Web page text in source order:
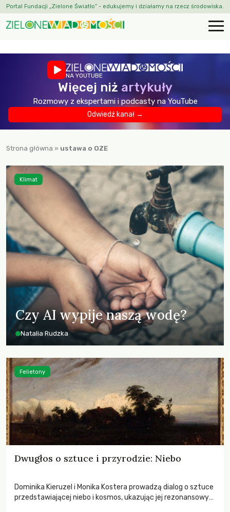
Portal Fundacji „Zielone Światło” - edukujemy i działamy na rzecz środowiska.
NA YOUTUBE
Więcej niż artykuły
Rozmowy z ekspertami i podcasty na YouTube
Odwiedź kanał →
Strona główna » ustawa o OZE
Czy AI wypije naszą wodę?
Natalia Rudzka
Klimat
Dwugłos o sztuce i przyrodzie: Niebo
Dominika Kieruzel i Monika Kostera prowadzą dialog o sztuce
przedstawiającej niebo i kosmos, ukazując jej rezonansowy
Felietony